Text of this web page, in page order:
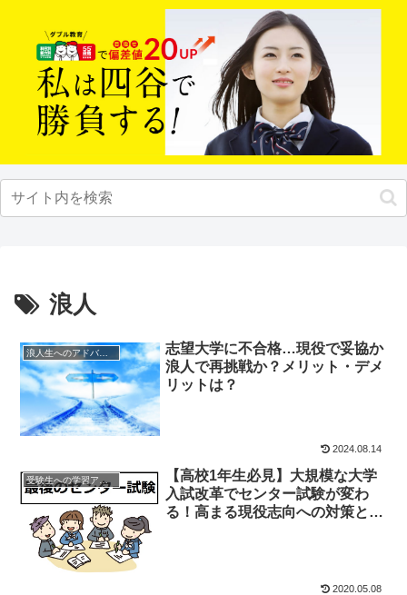
浪人
浪人生へのアドバイス
志望大学に不合格…現役で妥協か
浪人で再挑戦か？メリット・デメ
リットは？
2024.08.14
受験生への学習アドバイス
【高校1年生必見】大規模な大学
入試改革でセンター試験が変わ
る！高まる現役志向への対策と
2020.05.08